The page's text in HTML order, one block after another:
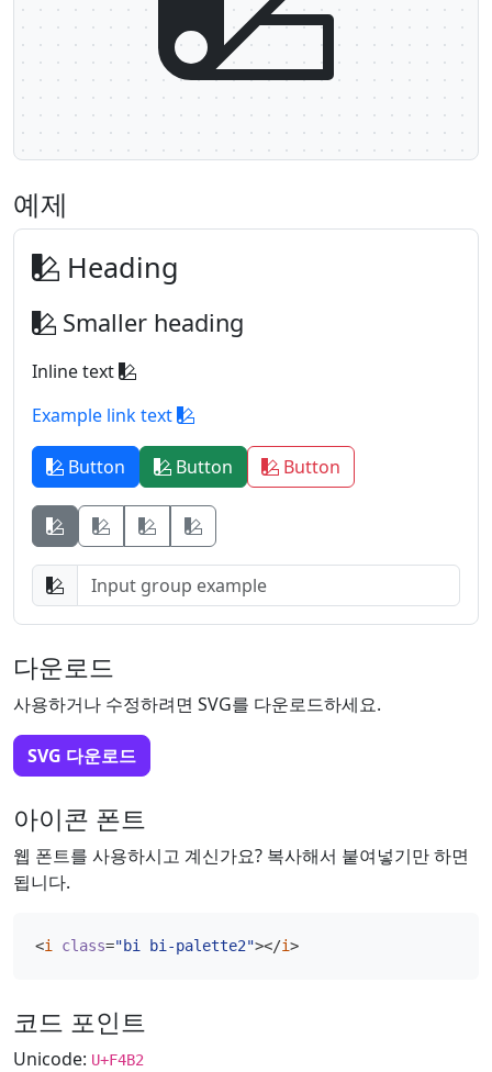
예제
Heading
Smaller heading
Inline text
Example link text
Button Button Button
ButtonButtonButton
다운로드
사용하거나 수정하려면 SVG를 다운로드하세요.
SVG 다운로드
아이콘 폰트
웹 폰트를 사용하시고 계신가요? 복사해서 붙여넣기만 하면
됩니다.
<i class="bi bi-palette2"></i>
코드 포인트
Unicode: U+F4B2